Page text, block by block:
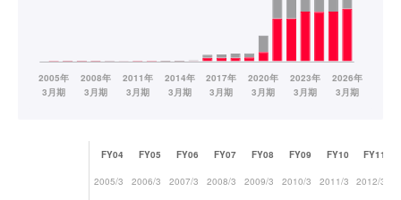
FY04 FY05 FY06 FY07 FY08 FY09 FY10 FY11
2005/3 2006/3 2007/3 2008/3 2009/3 2010/3 2011/3 2012/3